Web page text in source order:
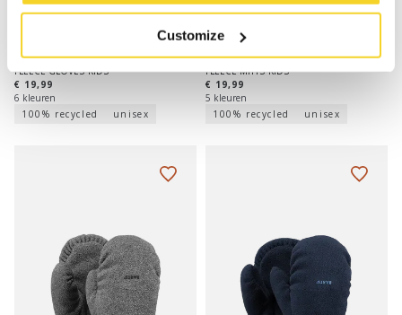
Customize
FLEECE GLOVES KIDS
€ 19,99
6 kleuren
100% recycled
unisex
FLEECE MITTS KIDS
€ 19,99
5 kleuren
100% recycled
unisex